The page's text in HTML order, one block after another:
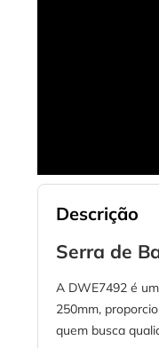
Descrição
Serra de
A DWE7492 é
250mm,
quem busca